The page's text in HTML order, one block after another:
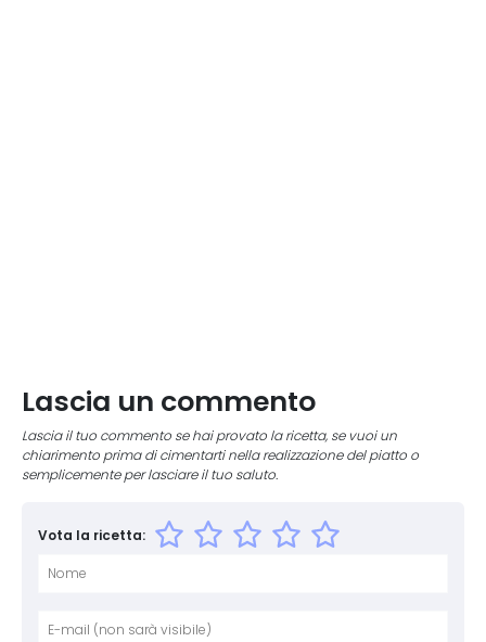
Lascia un commento
Lascia il tuo commento se hai provato la ricetta, se vuoi un
chiarimento prima di cimentarti nella realizzazione del piatto o
semplicemente per lasciare il tuo saluto.
Vota la ricetta: